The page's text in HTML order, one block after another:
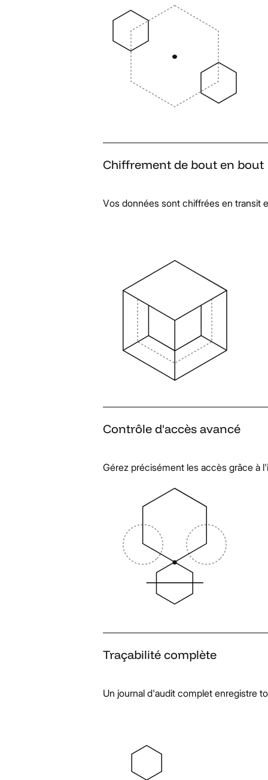
Chiffrement de bout en bout
Vos données sont chiffrées en transit
Contrôle d'accès avancé
Gérez précisément les accès grâce à
Traçabilité complète
Un journal d'audit complet enregistre